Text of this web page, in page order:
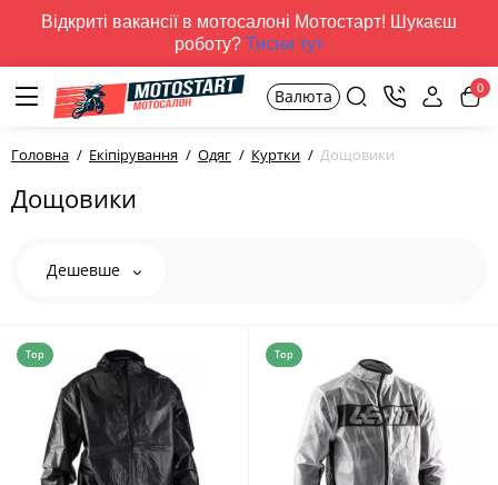
Відкриті вакансії в мотосалоні Мотостарт! Шукаєш
роботу? Тисни тут
Валюта 0
Головна Екіпірування Одяг Куртки Дощовики
Дощовики
Дешевше
Top Top